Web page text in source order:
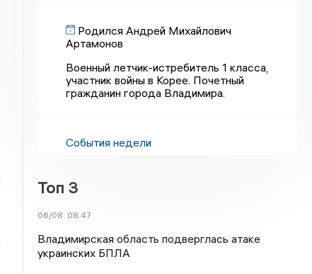
Родился Андрей Михайлович
Артамонов
Военный летчик-истребитель 1 класса,
участник войны в Корее. Почетный
гражданин города Владимира.
События недели
Топ 3
06/08 08:47
Владимирская область подверглась атаке
украинских БПЛА